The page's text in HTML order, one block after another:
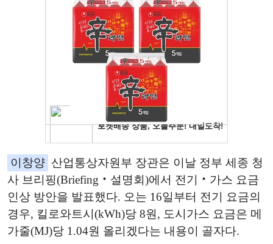
이창양 산업통상자원부 장관은 이날 정부 세종 청
사 브리핑(Briefing‧설명회)에서 전기‧가스 요금
인상 방안을 발표했다. 오는 16일부터 전기 요금의
경우, 킬로와트시(kWh)당 8원, 도시가스 요금은 메
가줄(MJ)당 1.04원 올리겠다는 내용이 골자다.